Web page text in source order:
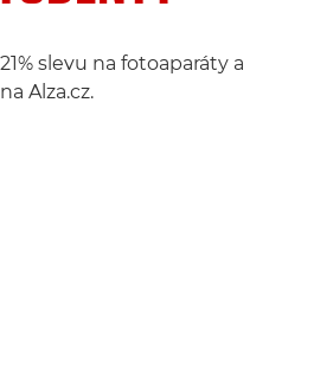
slevu na fotoaparáty a
Alza.cz.